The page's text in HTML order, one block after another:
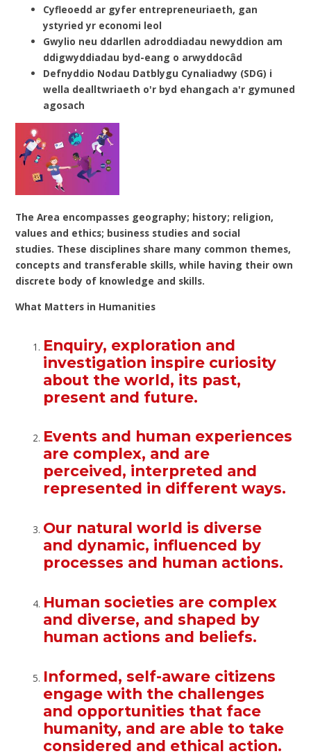
Cyfleoedd ar gyfer entrepreneuriaeth, gan
ystyried yr economi leol
Gwylio neu ddarllen adroddiadau newyddion am
ddigwyddiadau byd-eang o arwyddocâd
Defnyddio Nodau Datblygu Cynaliadwy (SDG) i
wella dealltwriaeth o'r byd ehangach a'r gymuned
agosach
The Area encompasses geography; history; religion,
values and ethics; business studies and social
studies. These disciplines share many common themes,
concepts and transferable skills, while having their own
discrete body of knowledge and skills.
What Matters in Humanities
Enquiry, exploration and
investigation inspire curiosity
about the world, its past,
present and future.
Events and human experiences
are complex, and are
perceived, interpreted and
represented in different ways.
Our natural world is diverse
and dynamic, influenced by
processes and human actions.
Human societies are complex
and diverse, and shaped by
human actions and beliefs.
Informed, self-aware citizens
engage with the challenges
and opportunities that face
humanity, and are able to take
considered and ethical action.